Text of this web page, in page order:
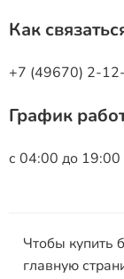
Как
+7 (49670) 2-
График
с 04:00 до 19:00
Чтобы купить
главную